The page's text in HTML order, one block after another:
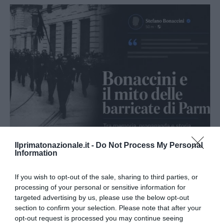
Ilprimatonazionale.it - Do Not Process My Personal
Information
If you wish to opt-out of the sale, sharing to third parties, or
processing of your personal or sensitive information for
targeted advertising by us, please use the below opt-out
section to confirm your selection. Please note that after your
opt-out request is processed you may continue seeing
Bonaccini e il mito delle barricate di Parma: quando
6 Agosto 2026